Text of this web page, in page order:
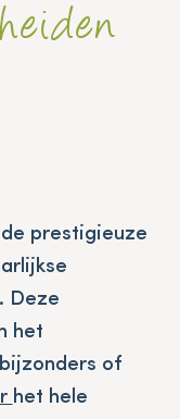
prestigieuze
Deze
het
of
het hele